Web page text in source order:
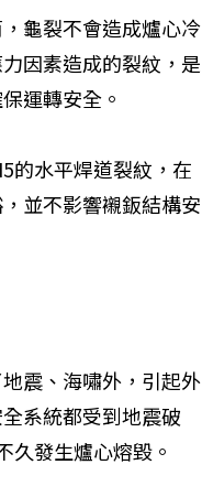
龜裂不會造成爐心冷
因素造成的裂紋，是
運轉安全。
的水平焊道裂紋，在
並不影響襯鈑結構安
震、海嘯外，引起外
系統都受到地震破
久發生爐心熔毀。